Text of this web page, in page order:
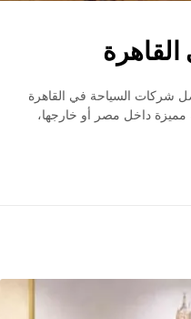
شركات السياحة في القاهرة
داخل مصر أو خارجها،